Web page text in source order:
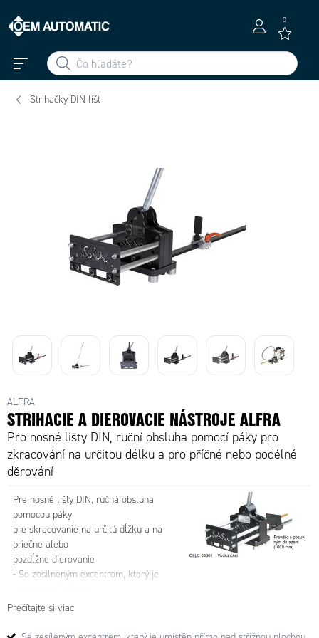
0
Strihačky DIN líšt
ALFRA
STRIHACIE A DIEROVACIE NÁSTROJE ALFRA
Pro nosné lišty DIN, ruční obsluha pomocí páky pro
zkracování na určitou délku a pro příčné nebo podélné
děrování
Pre nosné lišty DIN, ručná obsluha
pomocou páky
pre skracovanie na určitú dĺžku a na
priečne alebo
pozdĺžne dierovanie
- So zosilneným excentrom, ktorý je
nad strižnú plochou
- Strih bez odpadu a ostrých hrán
Prečítajte si viac
PSG5+
DUO
PSG5+